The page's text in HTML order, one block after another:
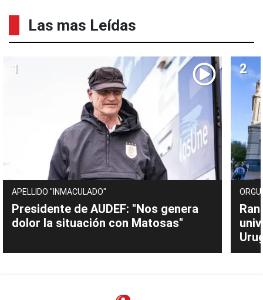
Las mas Leídas
APELLIDO "INMACULADO"
Presidente de AUDEF: "Nos genera
dolor la situación con Matosas"